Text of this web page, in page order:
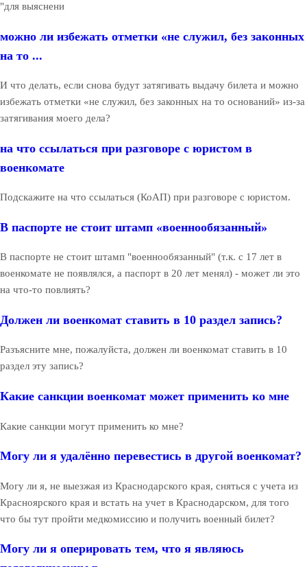
"для выяснени
можно ли избежать отметки «не служил, без законных
на то ...
И что делать, если снова будут затягивать выдачу билета и можно
избежать отметки «не служил, без законных на то оснований» из-за
затягивания моего дела?
на что ссылаться при разговоре с юристом в
военкомате
Подскажите на что ссылаться (КоАП) при разговоре с юристом.
В паспорте не стоит штамп «военнообязанный»
В паспорте не стоит штамп "военнообязанный" (т.к. с 17 лет в
военкомате не появлялся, а паспорт в 20 лет менял) - может ли это
на что-то повлиять?
Должен ли военкомат ставить в 10 раздел запись?
Разъясните мне, пожалуйста, должен ли военкомат ставить в 10
раздел эту запись?
Какие санкции военкомат может применить ко мне
Какие санкции могут применить ко мне?
Могу ли я удалённо перевестись в другой военкомат?
Могу ли я, не выезжая из Краснодарского края, сняться с учета из
Красноярского края и встать на учет в Краснодарском, для того
что бы тут пройти медкомиссию и получить военный билет?
Могу ли я оперировать тем, что я являюсь